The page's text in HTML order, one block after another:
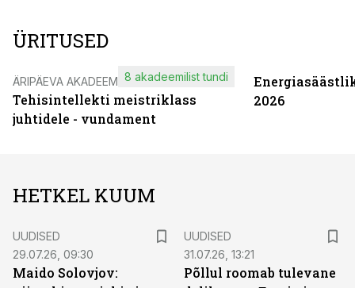
ÜRITUSED
ÄRIPÄEVA AKADEEMIA
Tehisintellekti meistriklass
juhtidele - vundament
8 akadeemilist tundi
2026
HETKEL KUUM
UUDISED
29.07.26, 09:30
Maido Solovjov:
UUDISED
31.07.26, 13:21
Põllul roomab tulevane